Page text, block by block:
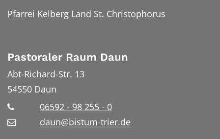
Pfarrei Kelberg Land St. Christophorus
Pastoraler Raum Daun
Abt-Richard-Str. 13
54550 Daun
06592 - 98 255 - 0
daun@bistum-trier.de